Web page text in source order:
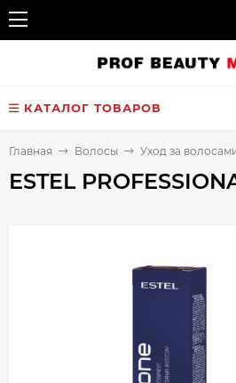
КАТАЛОГ ТОВАРОВ
Главная Волосы Уход за
ESTEL